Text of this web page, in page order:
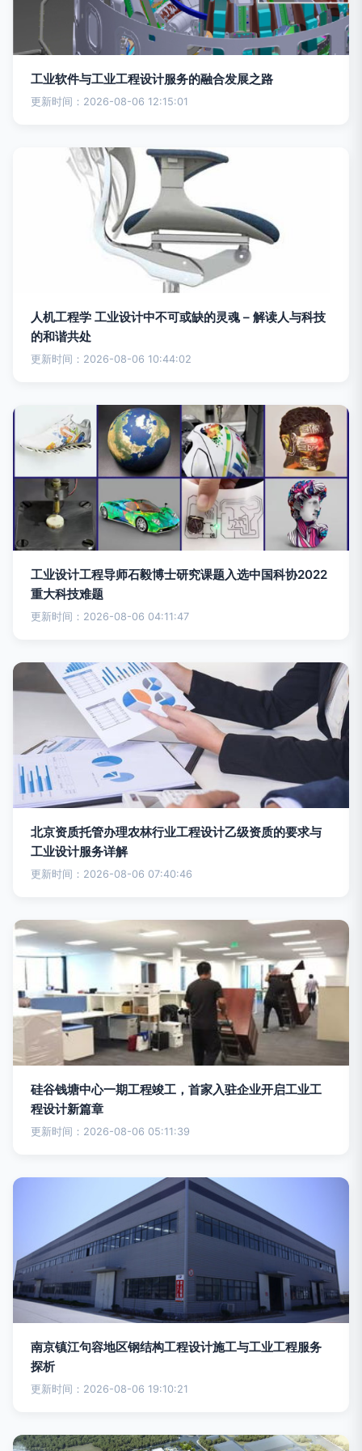
工业软件与工业工程设计服务的融合发展之路
更新时间：2026-08-06 12:15:01
人机工程学 工业设计中不可或缺的灵魂 – 解读人与科技
的和谐共处
更新时间：2026-08-06 10:44:02
工业设计工程导师石毅博士研究课题入选中国科协2022
重大科技难题
更新时间：2026-08-06 04:11:47
北京资质托管办理农林行业工程设计乙级资质的要求与
工业设计服务详解
更新时间：2026-08-06 07:40:46
硅谷钱塘中心一期工程竣工，首家入驻企业开启工业工
程设计新篇章
更新时间：2026-08-06 05:11:39
南京镇江句容地区钢结构工程设计施工与工业工程服务
探析
更新时间：2026-08-06 19:10:21